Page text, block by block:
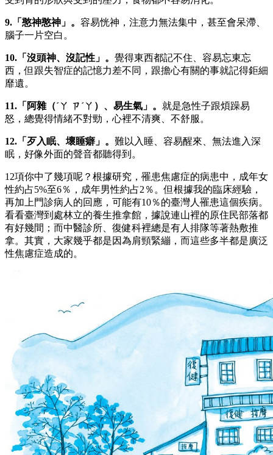
9.「憨神憨神」。 容易恍神，注意力無法集中，甚至會呆滯、
腦子一片空白。
10.「沒頭神、沒記性」。 覺得東西都記不住、容易忘東忘
西，但跟失智症的記憶力差不同，跟擔心有關的事就記得鉅細
靡遺。
11.「阿雜（ˊㄚ ㄗˊㄚ）、易生氣」。 就是急性子跟煩躁易
怒，總覺得情緒不對勁，心裡不清爽、不舒服。
12.「歹入眠、壞睡癖」。 難以入睡、容易醒來、無法進入深
眠，好像外面的聲音都聽得到。
12項你中了幾項呢？根據研究，罹患焦慮症的病患中，成年女
性約占5%至6％，成年男性約占2％。但根據我的臨床經驗，
再加上門診病人的回應，可能有10％的臺灣人罹患這個疾病。
看看臺灣到處林立的養生推拿館，據說連山裡的原住民部落都
有好幾間；而中醫診所、復健科裡總是有人排隊等著熱敷推
拿。其實，大家幾乎都是因為肩頸緊繃，而這些多半都是廣泛
性焦慮症造成的。